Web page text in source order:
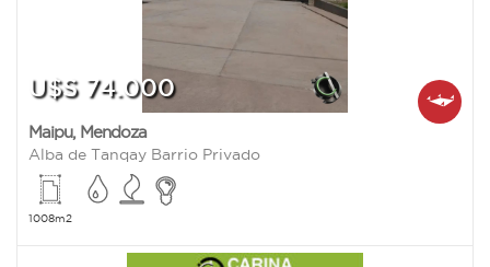
U$S 74.000
Maipu, Mendoza
Alba de Tanqay Barrio Privado
1008m2